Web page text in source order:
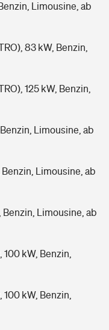
Limousine, ab
83 kW, Benzin,
125 kW, Benzin,
Limousine, ab
Benzin, Limousine, ab
Benzin, Limousine, ab
kW, Benzin,
kW, Benzin,